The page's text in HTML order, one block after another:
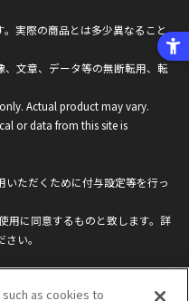
実際の商品とは多少異なること
文章、データ等の無断転用、転
Actual product may vary.
or data from this site is
ただくために付与設定等を行っ
用に同意するものと致します。詳
い。
as cookies to